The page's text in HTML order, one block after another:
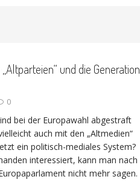
Nachrichten
und die Generation
0
bei der Europawahl abgestraft
auch mit den „Altmedien“
ein politisch-mediales System?
interessiert, kann man nach
nicht mehr sagen.